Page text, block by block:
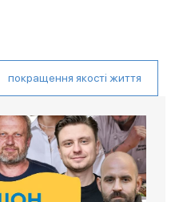
покращення якості життя